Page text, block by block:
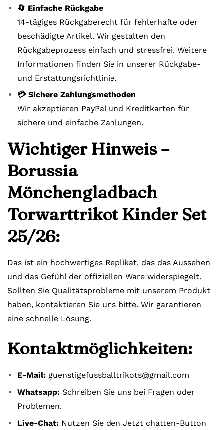
🔄 Einfache Rückgabe
14-tägiges Rückgaberecht für fehlerhafte oder
beschädigte Artikel. Wir gestalten den
Rückgabeprozess einfach und stressfrei. Weitere
Informationen finden Sie in unserer Rückgabe-
und Erstattungsrichtlinie.
💳 Sichere Zahlungsmethoden
Wir akzeptieren PayPal und Kreditkarten für
sichere und einfache Zahlungen.
Wichtiger Hinweis –
Borussia
Mönchengladbach
Torwarttrikot Kinder Set
25/26:
Das ist ein hochwertiges Replikat, das das Aussehen
und das Gefühl der offiziellen Ware widerspiegelt.
Sollten Sie Qualitätsprobleme mit unserem Produkt
haben, kontaktieren Sie uns bitte. Wir garantieren
eine schnelle Lösung.
Kontaktmöglichkeiten:
E-Mail: guenstigefussballtrikots@gmail.com
Whatsapp: Schreiben Sie uns bei Fragen oder
Problemen.
Live-Chat: Nutzen Sie den Jetzt chatten-Button